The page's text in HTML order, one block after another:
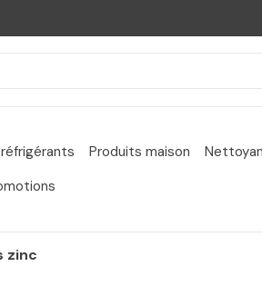
Produits maison
zinc